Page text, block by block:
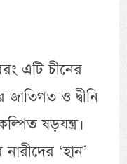
এটি চীনের
জাতিগত ও দ্বীনি
ষড়যন্ত্র।
‘হান’